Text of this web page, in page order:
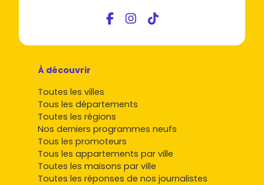
À découvrir
Toutes les villes
Tous les départements
Toutes les régions
Nos derniers programmes neufs
Tous les promoteurs
Tous les appartements par ville
Toutes les maisons par ville
Toutes les réponses de nos journalistes